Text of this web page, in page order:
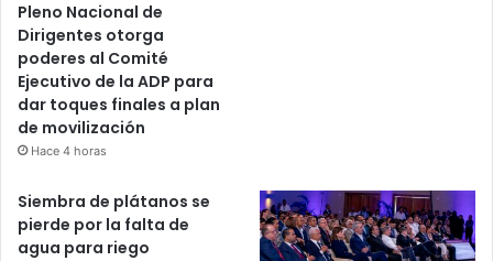
Pleno Nacional de
Dirigentes otorga
poderes al Comité
Ejecutivo de la ADP para
dar toques finales a plan
de movilización
Hace 4 horas
Siembra de plátanos se
pierde por la falta de
agua para riego